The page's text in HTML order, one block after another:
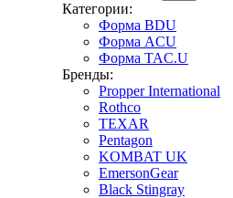
Категории:
Форма BDU
Форма ACU
Форма TAC.U
Бренды:
Propper International
Rothco
TEXAR
Pentagon
KOMBAT UK
EmersonGear
Black Stingray